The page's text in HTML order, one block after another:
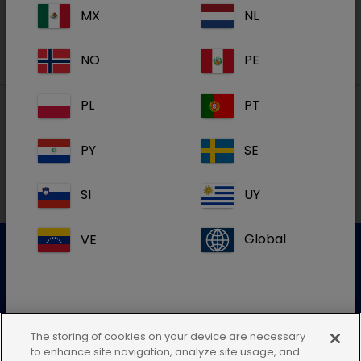
Paikalliset osoitteet
Lisätietoja saat ottamalla yhteyttä asiakaspalveluumme
MX NL
NO PE
PL PT
PY SE
SI UY
VE Global
Jos et löydä maasi sijaintia, jätä tämä
The storing of cookies on your device are necessary
to enhance site navigation, analyze site usage, and